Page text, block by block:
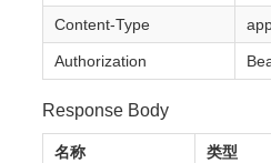
Content-Type
Authorization
Response Body
名称 类型